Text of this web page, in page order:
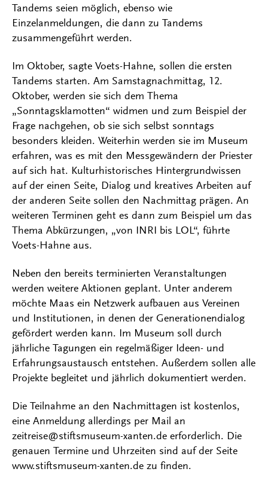
Tandems seien möglich, ebenso wie
Einzelanmeldungen, die dann zu Tandems
zusammengeführt werden.
Im Oktober, sagte Voets-Hahne, sollen die ersten
Tandems starten. Am Samstagnachmittag, 12.
Oktober, werden sie sich dem Thema
„Sonntagsklamotten“ widmen und zum Beispiel der
Frage nachgehen, ob sie sich selbst sonntags
besonders kleiden. Weiterhin werden sie im Museum
erfahren, was es mit den Messgewändern der Priester
auf sich hat. Kulturhistorisches Hintergrundwissen
auf der einen Seite, Dialog und kreatives Arbeiten auf
der anderen Seite sollen den Nachmittag prägen. An
weiteren Terminen geht es dann zum Beispiel um das
Thema Abkürzungen, „von INRI bis LOL“, führte
Voets-Hahne aus.
Neben den bereits terminierten Veranstaltungen
werden weitere Aktionen geplant. Unter anderem
möchte Maas ein Netzwerk aufbauen aus Vereinen
und Institutionen, in denen der Generationendialog
gefördert werden kann. Im Museum soll durch
jährliche Tagungen ein regelmäßiger Ideen- und
Erfahrungsaustausch entstehen. Außerdem sollen alle
Projekte begleitet und jährlich dokumentiert werden.
Die Teilnahme an den Nachmittagen ist kostenlos,
eine Anmeldung allerdings per Mail an
zeitreise@stiftsmuseum-xanten.de erforderlich. Die
genauen Termine und Uhrzeiten sind auf der Seite
www.stiftsmuseum-xanten.de zu finden.